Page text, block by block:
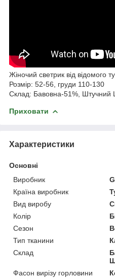
Жіночий светрик від відомого
Розмір: 52-56, груди 110-130
Склад: Бавовна-51%, Штучний
Приховати
Характеристики
Основні
Виробник
Країна виробник
Вид виробу
Колір
Сезон
Тип тканини
Склад
Фасон вирізу горловини